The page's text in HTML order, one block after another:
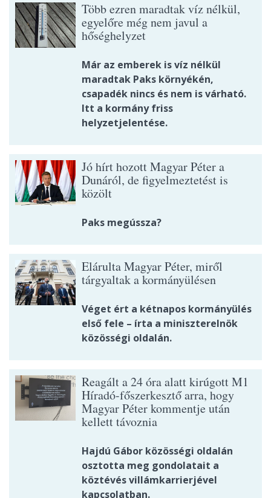
Több ezren maradtak víz nélkül,
egyelőre még nem javul a
hőséghelyzet
Már az emberek is víz nélkül
maradtak Paks környékén,
csapadék nincs és nem is várható.
Itt a kormány friss
helyzetjelentése.
Jó hírt hozott Magyar Péter a
Dunáról, de figyelmeztetést is
közölt
Paks megússza?
Elárulta Magyar Péter, miről
tárgyaltak a kormányülésen
Véget ért a kétnapos kormányülés
első fele – írta a miniszterelnök
közösségi oldalán.
Reagált a 24 óra alatt kirúgott M1
Híradó-főszerkesztő arra, hogy
Magyar Péter kommentje után
kellett távoznia
Hajdú Gábor közösségi oldalán
osztotta meg gondolatait a
köztévés villámkarrierjével
kapcsolatban.